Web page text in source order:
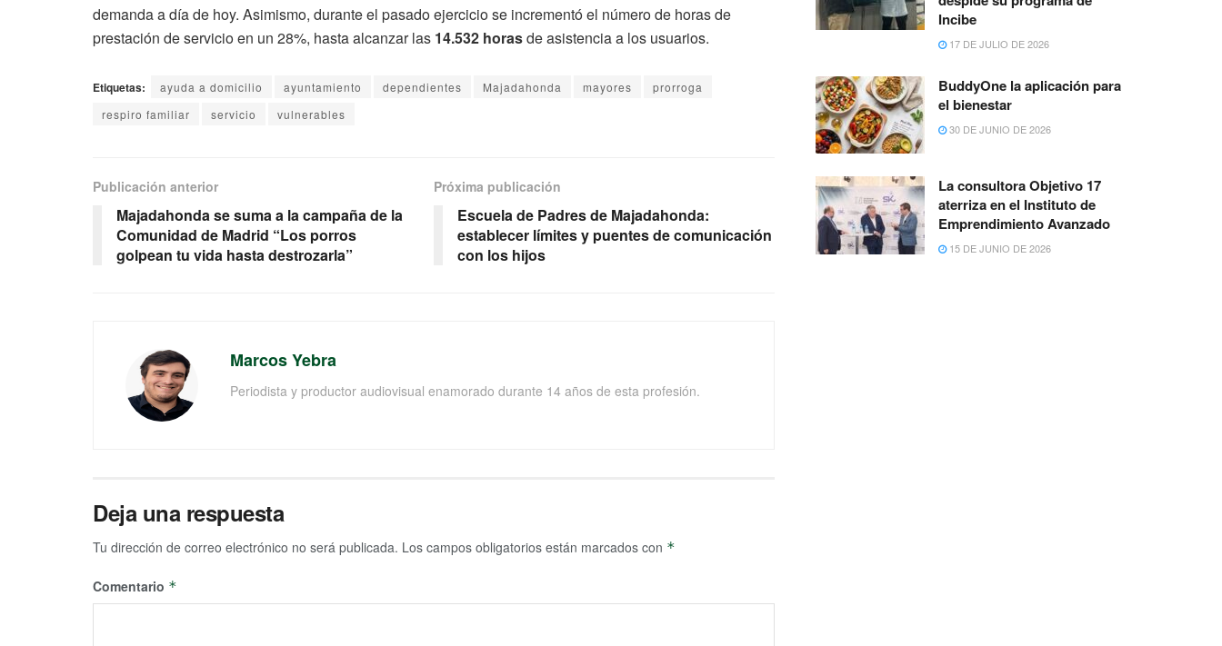
demanda a día de hoy. Asimismo, durante el pasado ejercicio se incrementó el número de horas de
prestación de servicio en un 28%, hasta alcanzar las 14.532 horasde asistencia a los usuarios.
Etiquetas: ayuda a domicilio ayuntamiento dependientes Majadahonda mayores
prorroga
respiro familiar
servicio vulnerables
Publicación anterior
Majadahonda se suma a la campaña de la
Comunidad de Madrid “Los porros
golpean tu vida hasta destrozarla”
Próxima publicación
Escuela de Padres de Majadahonda:
establecer límites y puentes de comunicación
con los hijos
Marcos Yebra
Periodista y productor audiovisual enamorado durante 14 años de esta profesión.
Deja una respuesta
Tu dirección de correo electrónico no será publicada. Los campos obligatorios están marcados con *
Comentario *
Incibe
17 DE JULIO DE 2026
BuddyOne la aplicación para
el bienestar
30 DE JUNIO DE 2026
La consultora Objetivo 17
aterriza en el Instituto de
Emprendimiento Avanzado
15 DE JUNIO DE 2026